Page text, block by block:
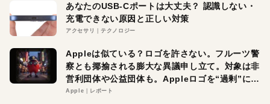
あなたのUSB-Cポートは大丈夫？ 認識しない・
充電できない原因と正しい対策
アクセサリ テクノロジー
Appleは似ている？ロゴを許さない。フルーツ警
察とも揶揄される膨大な異議申し立て。対象は非
営利団体や公益団体も。Appleロゴを“過剰”に守
る理由とは
Apple レポート